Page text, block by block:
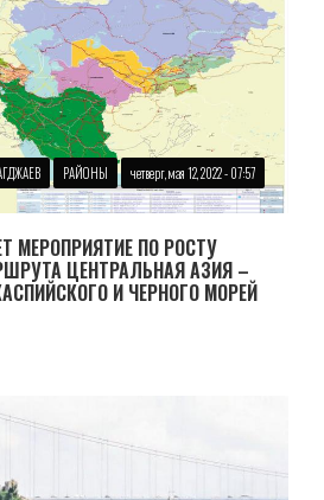
РАЙОНЫ четверг, мая 12, 2022 - 07:57
МЕРОПРИЯТИЕ ПО РОСТУ
ЦЕНТРАЛЬНАЯ АЗИЯ –
И ЧЕРНОГО МОРЕЙ